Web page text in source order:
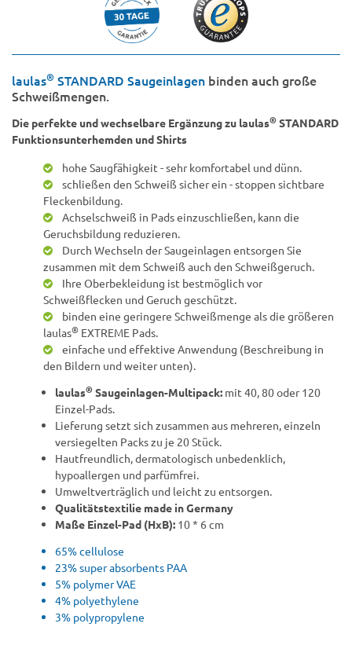
laulas® STANDARD Saugeinlagen binden auch große
Schweißmengen.
Die perfekte und wechselbare Ergänzung zu laulas®STANDARD
Funktionsunterhemden und Shirts
hohe Saugfähigkeit - sehr komfortabel und dünn.
schließen den Schweiß sicher ein - stoppen sichtbare
Fleckenbildung.
Achselschweiß in Pads einzuschließen, kann die
Geruchsbildung reduzieren.
Durch Wechseln der Saugeinlagen entsorgen Sie
zusammen mit dem Schweiß auch den Schweißgeruch.
Ihre Oberbekleidung ist bestmöglich vor
Schweißflecken und Geruch geschützt.
binden eine geringere Schweißmenge als die größeren
laulas® EXTREME Pads.
einfache und effektive Anwendung (Beschreibung in
den Bildern und weiter unten).
laulas®Saugeinlagen-Multipack: mit 40, 80 oder 120
Einzel-Pads.
Lieferung setzt sich zusammen aus mehreren, einzeln
versiegelten Packs zu je 20 Stück.
Hautfreundlich, dermatologisch unbedenklich,
hypoallergen und parfümfrei.
Umweltverträglich und leicht zu entsorgen.
Qualitätstextilie made in Germany
Maße Einzel-Pad (HxB): 10 * 6 cm
65% cellulose
23% super absorbents PAA
5% polymer VAE
4% polyethylene
3% polypropylene